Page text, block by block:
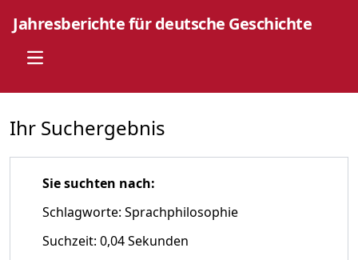
Jahresberichte für deutsche Geschichte
Open main menu
Ihr Suchergebnis
Sie suchten nach:
Schlagworte: Sprachphilosophie
Suchzeit: 0,04 Sekunden